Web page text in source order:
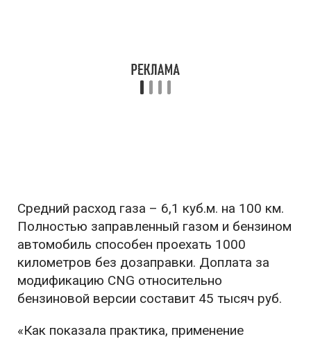
Средний расход газа – 6,1 куб.м. на 100 км.
Полностью заправленный газом и бензином
автомобиль способен проехать 1000
километров без дозаправки. Доплата за
модификацию CNG относительно
бензиновой версии составит 45 тысяч руб.
«Как показала практика, применение